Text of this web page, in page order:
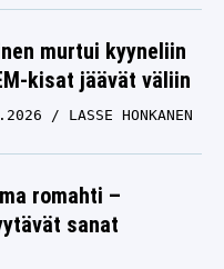
murtui kyyneliin
kisat jäävät väliin
LASSE HONKANEN
romahti –
sanat